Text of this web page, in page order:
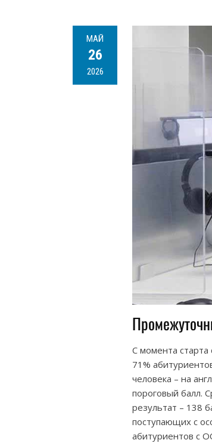
МАЙ
26
2026
С момента
71%
человека – на
пороговый балл.
результат – 138
поступающих с
абитуриентов с